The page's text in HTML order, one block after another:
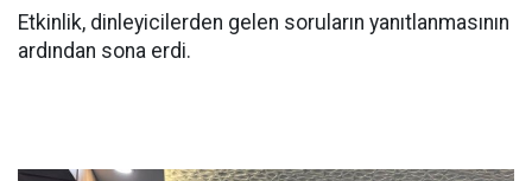
Etkinlik, dinleyicilerden gelen soruların yanıtlanmasının
ardından sona erdi.